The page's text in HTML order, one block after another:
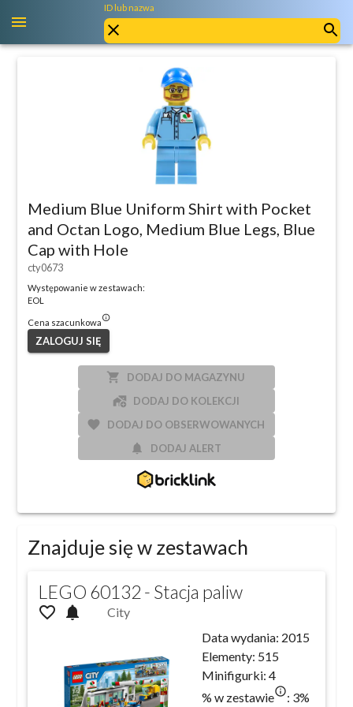
ID lub nazwa
Medium Blue Uniform Shirt with Pocket
and Octan Logo, Medium Blue Legs, Blue
Cap with Hole
cty0673
Występowanie w zestawach:
EOL
Cena szacunkowainfo_outlined
ZALOGUJ SIĘ
local_grocery_store DODAJ DO MAGAZYNU
add_home_work DODAJ DO KOLEKCJI
favorite DODAJ DO OBSERWOWANYCH
notifications DODAJ ALERT
Znajduje się w zestawach
LEGO 60132 - Stacja paliw
favorite_outline notifications
City
Data wydania: 2015
Elementy: 515
Minifigurki: 4
% w zestawieinfo_outlined
: 3%